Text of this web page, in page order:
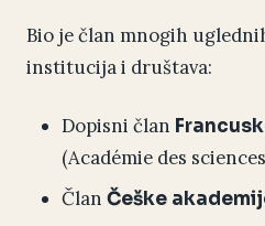
Bio je član mnogih
institucija i društava:
Dopisni član
(Académie des
Član Češke